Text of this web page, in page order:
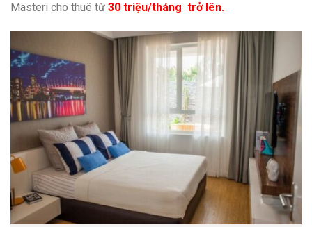
Masteri cho thuê từ 30 triệu/tháng trở lên.